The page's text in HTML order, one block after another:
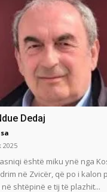
Dedaj
2025
është miku ynë nga
në Zvicër, që po i kalon
shtëpinë e tij të plazhit...